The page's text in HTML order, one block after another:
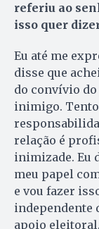
referiu ao
isso quer
Eu até me
disse que
do convívio
inimigo. Tento
relação é
inimizade. Eu
meu papel
e vou fazer
independente
apoio eleitoral.